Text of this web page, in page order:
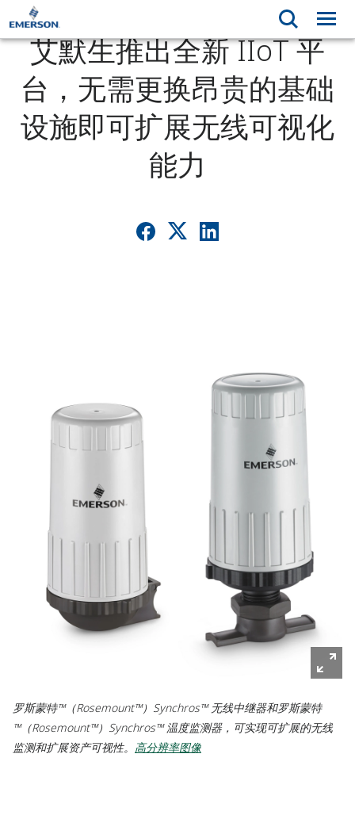
艾默生推出全新 IIoT 平
台，无需更换昂贵的基础
设施即可扩展无线可视化
能力
罗斯蒙特™（Rosemount™）Synchros™ 无线中继器和罗斯蒙特
™（Rosemount™）Synchros™ 温度监测器，可实现可扩展的无线
监测和扩展资产可视性。 高分辨率图像